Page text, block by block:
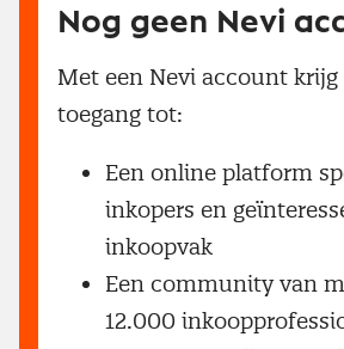
Nog geen Nevi
Met een Nevi account krijg
toegang tot:
Een online platform
inkopers en
inkoopvak
Een community van
12.000